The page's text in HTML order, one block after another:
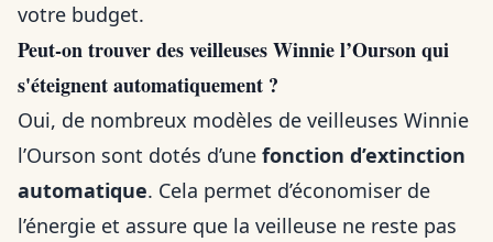
votre budget.
Peut-on trouver des veilleuses Winnie l’Ourson qui
s'éteignent automatiquement ?
Oui, de nombreux modèles de veilleuses Winnie
l’Ourson sont dotés d’une fonction d’extinction
automatique. Cela permet d’économiser de
l’énergie et assure que la veilleuse ne reste pas